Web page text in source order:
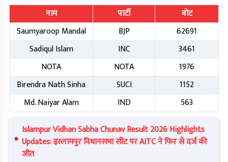
नाम पार्टी
वोट
Saumyaroop Mandal
BJP
62691
Sadiqul Islam
INC
3461
NOTA
NOTA
1976
Birendra Nath Sinha
SUCI
1152
Md. Naiyar Alam
IND
563
Islampur Vidhan Sabha Chunav Result 2026 Highlights
Updates: इस्लामपुर विधानसभा सीट पर AITC ने फिर से दर्ज की
जीत